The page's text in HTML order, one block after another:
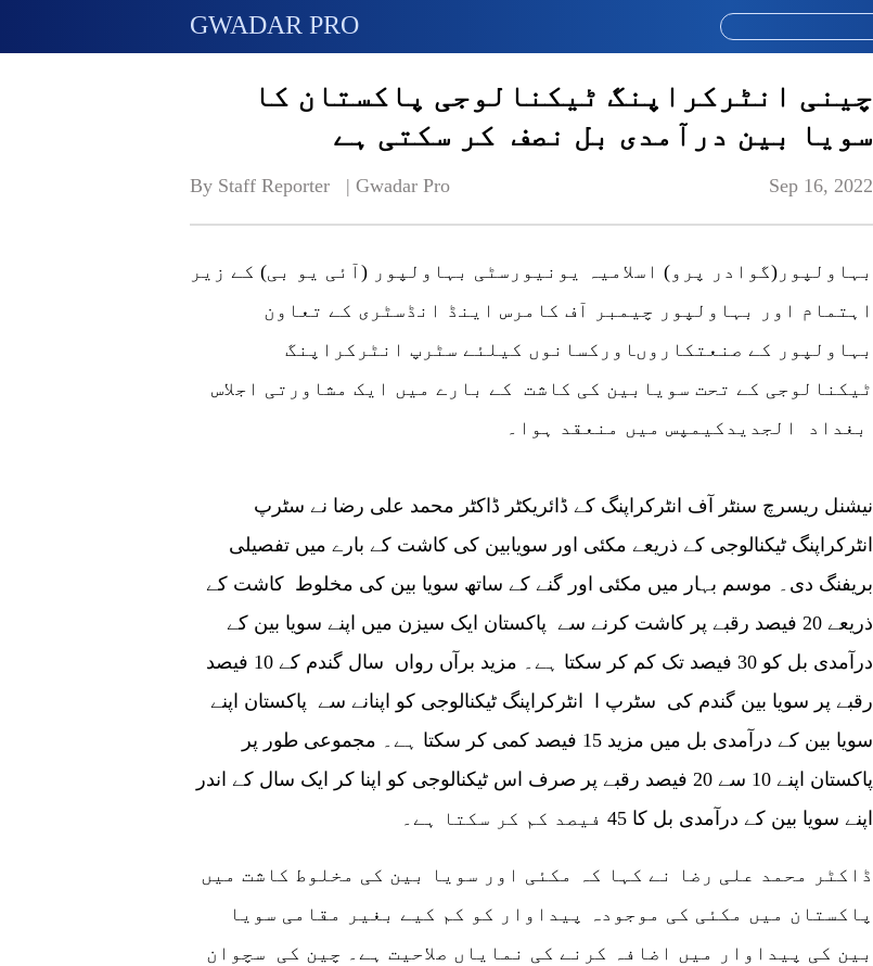
GWADAR PRO
چینی انٹرکراپنگ ٹیکنالوجی پاکستان کا
سویا بین درآمدی بل نصف کر سکتی ہے
By Staff Reporter   | Gwadar Pro Sep 16, 2022
بہاولپور(گوادر پرو) اسلامیہ یونیورسٹی بہاولپور (آئی یو بی) کے زیر
اہتمام اور بہاولپور چیمبر آف کامرس اینڈ انڈسٹری کے تعاون
بہاولپور کے صنعتکاروںاورکسانوں کیلئے سٹرپ انٹرکراپنگ
ٹیکنالوجی کے تحت سویابین کی کاشت کے بارے میں ایک مشاورتی اجلاس
نیشنل ریسرچ سنٹر آف انٹرکراپنگ کے ڈائریکٹر ڈاکٹر محمد علی رضا نے سٹرپ
انٹرکراپنگ ٹیکنالوجی کے ذریعے مکئی اور سویابین کی کاشت کے بارے میں تفصیلی
بریفنگ دی۔ موسم بہار میں مکئی اور گنے کے ساتھ سویا بین کی مخلوط کاشت کے
ذریعے 20 فیصد رقبے پر کاشت کرنے سے پاکستان ایک سیزن میں اپنے سویا بین کے
درآمدی بل کو 30 فیصد تک کم کر سکتا ہے۔ مزید برآں رواں سال گندم کے 10 فیصد
رقبے پر سویا بین گندم کی سٹرپ ا انٹرکراپنگ ٹیکنالوجی کو اپنانے سے پاکستان اپنے
سویا بین کے درآمدی بل میں مزید 15 فیصد کمی کر سکتا ہے۔ مجموعی طور پر
پاکستان اپنے 10 سے 20 فیصد رقبے پر صرف اس ٹیکنالوجی کو اپنا کر ایک سال کے اندر
اپنے سویا بین کے درآمدی بل کا 45 فیصد کم کر سکتا ہے۔
پاکستان میں مکئی کی موجودہ پیداوار کو کم کیے بغیر مقامی سویا
بین کی پیداوار میں اضافہ کرنے کی نمایاں صلاحیت ہے۔ چین کی سچوان